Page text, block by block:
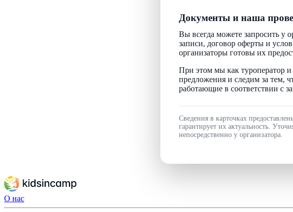
Документы и наша
Вы всегда можете запросить у
записи, договор оферты и
организаторы готовы их
При этом мы как туроператор и
предложения и следим за тем,
работающие в соответствии с
Сведения в карточках
гарантирует их актуальность.
непосредственно у организатора.
О нас